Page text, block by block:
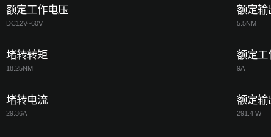
额定工作电压
DC12V~60V
额定输
5.5NM
堵转转矩
18.25NM
额定工
9A
堵转电流
29.36A
额定输
291.4 W